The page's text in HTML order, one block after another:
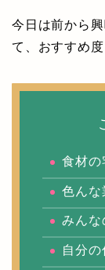
今日は前から
て、おすすめ
食材の
色んな
みんな
自分